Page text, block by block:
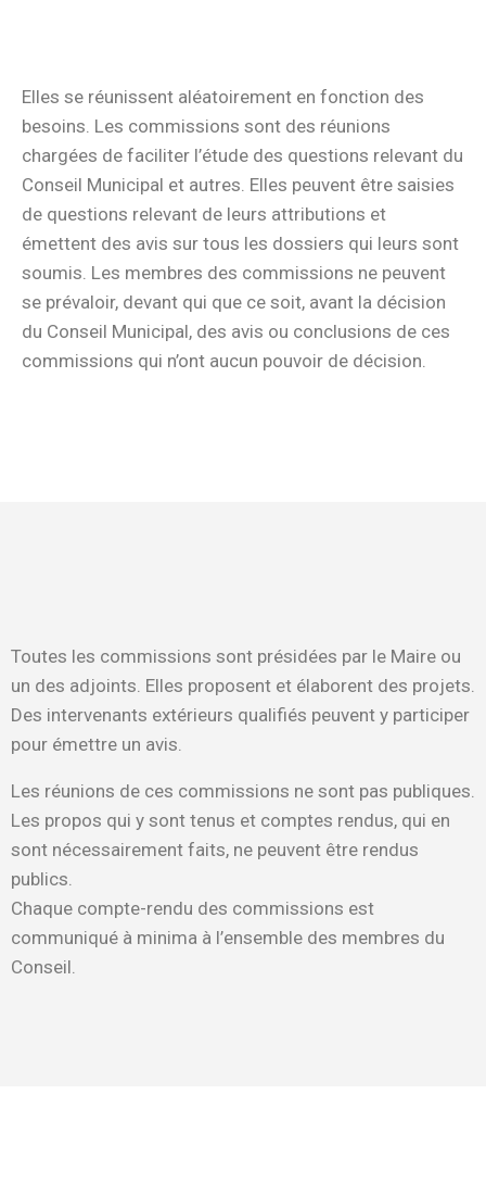
Elles se réunissent aléatoirement en fonction des
besoins. Les commissions sont des réunions
chargées de faciliter l’étude des questions relevant du
Conseil Municipal et autres. Elles peuvent être saisies
de questions relevant de leurs attributions et
émettent des avis sur tous les dossiers qui leurs sont
soumis. Les membres des commissions ne peuvent
se prévaloir, devant qui que ce soit, avant la décision
du Conseil Municipal, des avis ou conclusions de ces
commissions qui n’ont aucun pouvoir de décision.
Toutes les commissions sont présidées par le Maire ou
un des adjoints. Elles proposent et élaborent des projets.
Des intervenants extérieurs qualifiés peuvent y participer
pour émettre un avis.
Les réunions de ces commissions ne sont pas publiques.
Les propos qui y sont tenus et comptes rendus, qui en
sont nécessairement faits, ne peuvent être rendus
publics.
Chaque compte-rendu des commissions est
communiqué à minima à l’ensemble des membres du
Conseil.